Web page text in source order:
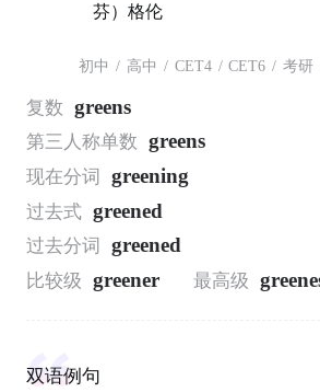
芬）格伦
初中 / 高中 / CET4 / CET6 / 考研
复数 greens
第三人称单数 greens
现在分词 greening
过去式 greened
过去分词 greened
比较级 greener 最高级
双语例句